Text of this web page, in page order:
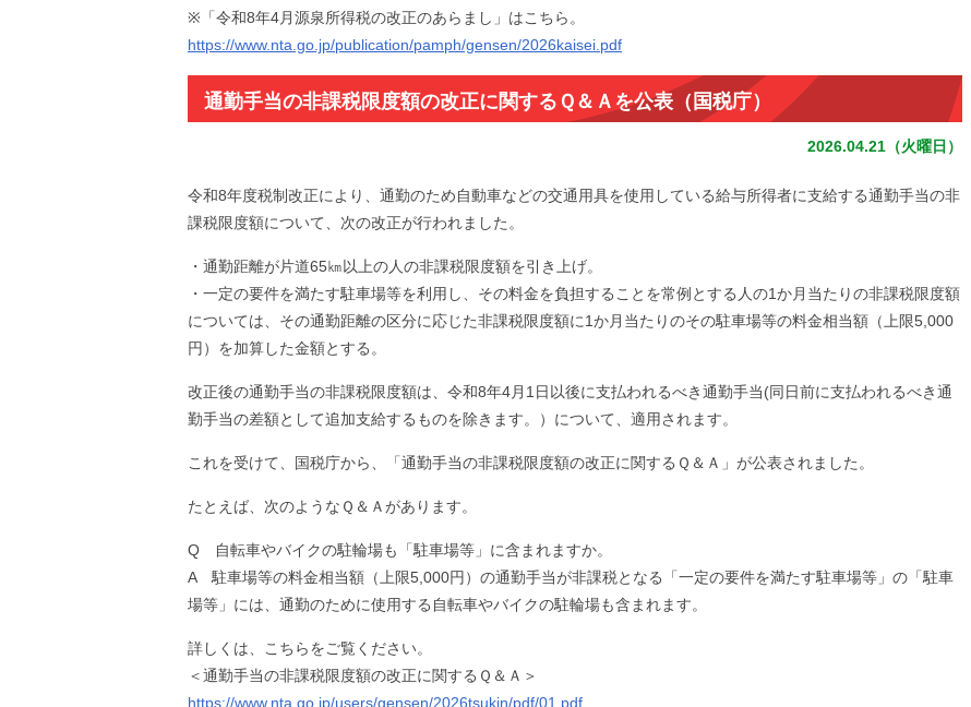
※「令和8年4月源泉所得税の改正のあらまし」はこちら。
https://www.nta.go.jp/publication/pamph/gensen/2026kaisei.pdf
通勤手当の非課税限度額の改正に関するＱ＆Ａを公表（国税庁）
2026.04.21（火曜日）
令和8年度税制改正により、通勤のため自動車などの交通用具を使用している給与所得者に支給する通勤手当の非
課税限度額について、次の改正が行われました。
・通勤距離が片道65㎞以上の人の非課税限度額を引き上げ。
・一定の要件を満たす駐車場等を利用し、その料金を負担することを常例とする人の1か月当たりの非課税限度額
については、その通勤距離の区分に応じた非課税限度額に1か月当たりのその駐車場等の料金相当額（上限5,000
円）を加算した金額とする。
改正後の通勤手当の非課税限度額は、令和8年4月1日以後に支払われるべき通勤手当(同日前に支払われるべき通
勤手当の差額として追加支給するものを除きます。）について、適用されます。
これを受けて、国税庁から、「通勤手当の非課税限度額の改正に関するＱ＆Ａ」が公表されました。
たとえば、次のようなＱ＆Ａがあります。
Q 自転車やバイクの駐輪場も「駐車場等」に含まれますか。
A 駐車場等の料金相当額（上限5,000円）の通勤手当が非課税となる「一定の要件を満たす駐車場等」の「駐車
場等」には、通勤のために使用する自転車やバイクの駐輪場も含まれます。
詳しくは、こちらをご覧ください。
＜通勤手当の非課税限度額の改正に関するＱ＆Ａ＞
https://www.nta.go.jp/users/gensen/2026tsukin/pdf/01.pdf